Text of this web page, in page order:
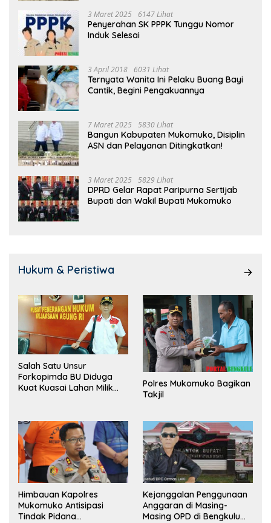
3 Maret 2025 6147 Lihat
Penyerahan SK PPPK Tunggu Nomor
Induk Selesai
3 April 2018 6031 Lihat
Ternyata Wanita Ini Pelaku Buang Bayi
Cantik, Begini Pengakuannya
7 Maret 2025 5830 Lihat
Bangun Kabupaten Mukomuko, Disiplin
ASN dan Pelayanan Ditingkatkan!
3 Maret 2025 5829 Lihat
DPRD Gelar Rapat Paripurna Sertijab
Bupati dan Wakil Bupati Mukomuko
Hukum & Peristiwa
Salah Satu Unsur
Forkopimda BU Diduga
Kuat Kuasai Lahan Milik
Polres Mukomuko Bagikan
Takjil
Himbauan Kapolres
Mukomuko Antisipasi
Tindak Pidana
Kejanggalan Penggunaan
Anggaran di Masing-
Masing OPD di Bengkulu